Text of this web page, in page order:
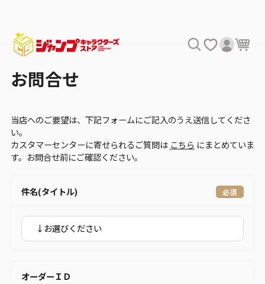
お問合せ
当店へのご要望は、下記フォームにご記入のうえ送信してくださ
い。
カスタマーセンターに寄せられるご質問は こちら にまとめていま
す。お問合せ前にご確認ください。
件名(タイトル)
オーダーＩＤ